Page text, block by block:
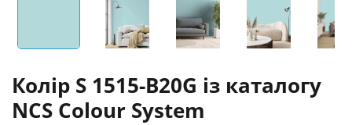
Колір S 1515-B20G із каталогу
NCS Colour System